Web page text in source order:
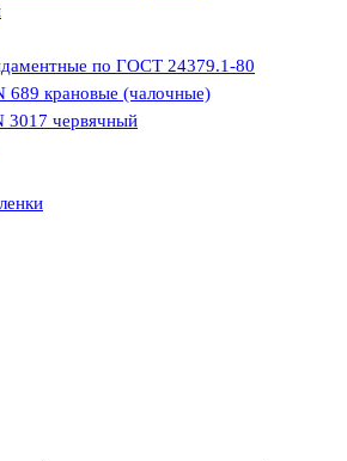
по ГОСТ 24379.1-80
крановые (чалочные)
3017 червячный